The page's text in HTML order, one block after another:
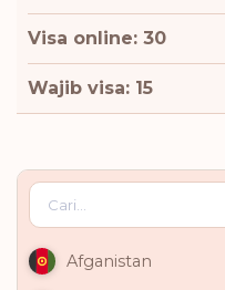
Visa online: 30
Wajib visa: 15
Afganistan